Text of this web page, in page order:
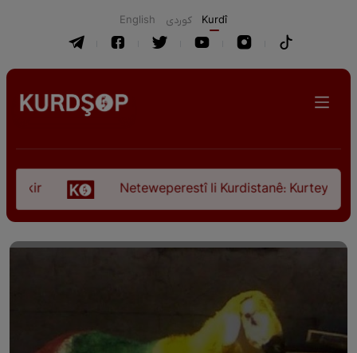
English كوردی Kurdî
Neteweperestî li Kurdistanê: Kurteya